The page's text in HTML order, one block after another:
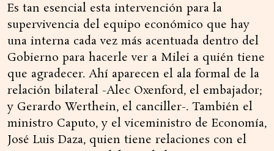
Es tan esencial esta intervención para la
supervivencia del equipo económico que hay
una interna cada vez más acentuada dentro del
Gobierno para hacerle ver a Milei a quién tiene
que agradecer. Ahí aparecen el ala formal de la
relación bilateral -Alec Oxenford, el embajador;
y Gerardo Werthein, el canciller-. También el
ministro Caputo, y el viceministro de Economía,
José Luis Daza, quien tiene relaciones con el